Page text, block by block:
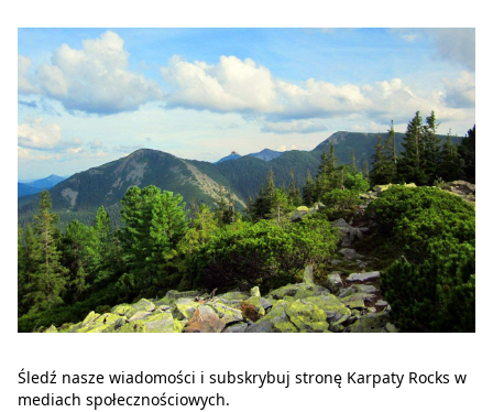
Śledź nasze wiadomości i subskrybuj stronę Karpaty Rocks w
mediach społecznościowych.